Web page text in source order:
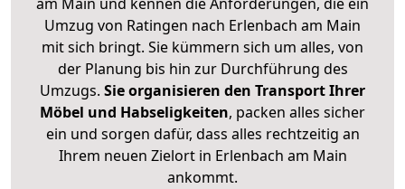
Umzug von Ratingen nach Erlenbach am Main
mit sich bringt. Sie kümmern sich um alles, von
der Planung bis hin zur Durchführung des
Umzugs. Sie organisieren den Transport Ihrer
Möbel und Habseligkeiten, packen alles sicher
ein und sorgen dafür, dass alles rechtzeitig an
Ihrem neuen Zielort in Erlenbach am Main
ankommt.